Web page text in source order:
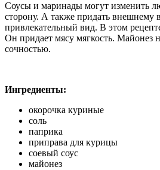
Соусы и маринады могут изменить
сторону. А также придать внешнему
привлекательный вид. В этом
Он придает мясу мягкость. Майонез
сочностью.
Ингредиенты:
окорочка куриные
соль
паприка
приправа для курицы
соевый соус
майонез